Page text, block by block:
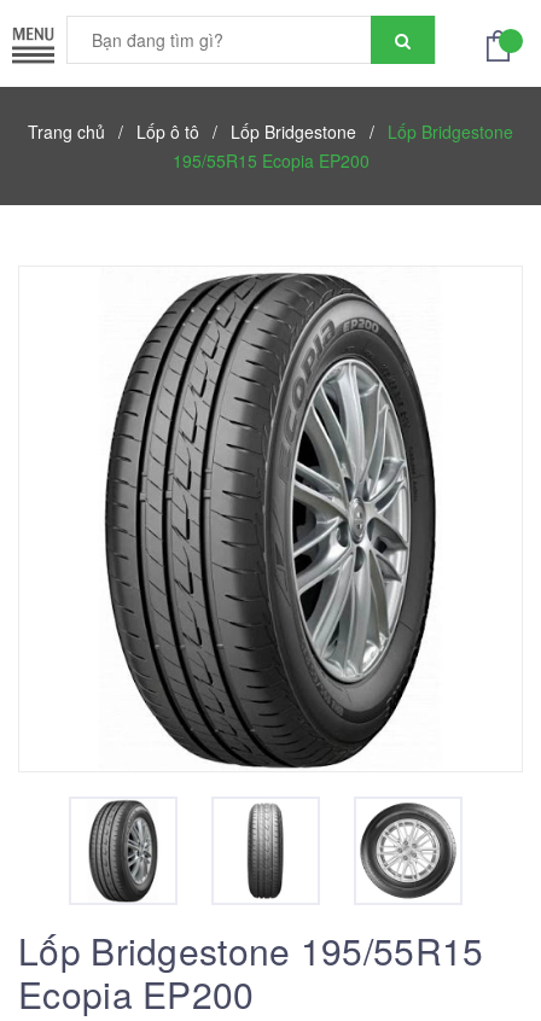
Trang chủ / Lốp ô tô / Lốp Bridgestone / Lốp Bridgestone
195/55R15 Ecopia EP200
Lốp Bridgestone 195/55R15
Ecopia EP200